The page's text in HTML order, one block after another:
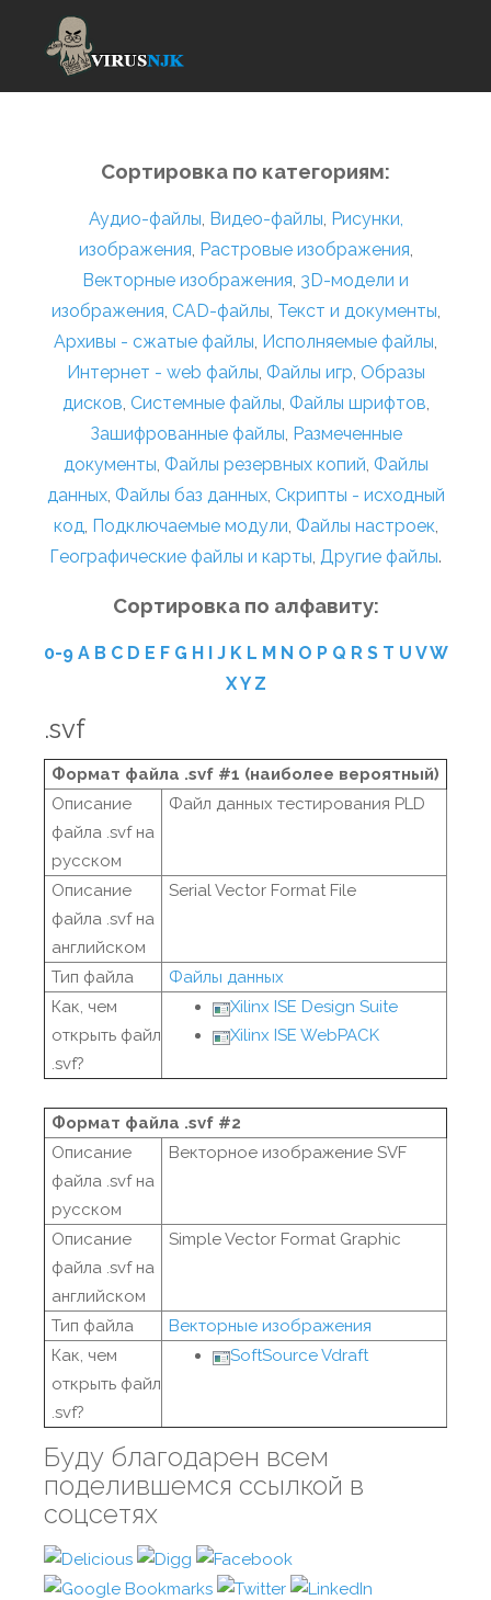
Сортировка по категориям:
Аудио-файлы, Видео-файлы, Рисунки,
изображения, Растровые изображения,
Векторные изображения, 3D-модели и
изображения, CAD-файлы, Текст и документы,
Архивы - сжатые файлы, Исполняемые файлы,
Интернет - web файлы, Файлы игр, Образы
дисков, Системные файлы, Файлы шрифтов,
Зашифрованные файлы, Размеченные
документы, Файлы резервных копий, Файлы
данных, Файлы баз данных, Скрипты - исходный
код, Подключаемые модули, Файлы настроек,
Географические файлы и карты, Другие файлы.
Сортировка по алфавиту:
0-9 A B C D E F G H I J K L M N O P Q R S T U VW
XY Z
.svf
Формат файла .svf #1 (наиболее вероятный)
Описание
файла .svf на
русском
Файл данных тестирования PLD
Описание
файла .svf на
английском
Serial Vector Format File
Тип файла
Файлы данных
Как, чем
открыть файл
.svf?
Xilinx ISE Design Suite
Xilinx ISE WebPACK
Формат файла .svf #2
Описание
файла .svf на
русском
Векторное изображение SVF
Описание
файла .svf на
английском
Simple Vector Format Graphic
Тип файла
Векторные изображения
Как, чем
открыть файл
.svf?
SoftSource Vdraft
Буду благодарен всем
поделившемся ссылкой в
соцсетях